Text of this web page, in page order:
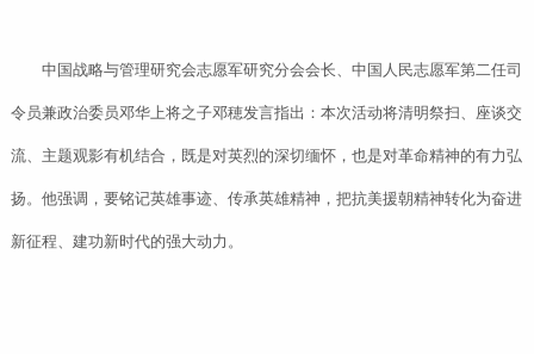
中国战略与管理研究会志愿军研究分会会长、中国人民志愿军第二任司
令员兼政治委员邓华上将之子邓穂发言指出：本次活动将清明祭扫、座谈交
流、主题观影有机结合，既是对英烈的深切缅怀，也是对革命精神的有力弘
扬。他强调，要铭记英雄事迹、传承英雄精神，把抗美援朝精神转化为奋进
新征程、建功新时代的强大动力。